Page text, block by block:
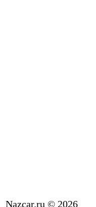
Nazcar.ru © 2026